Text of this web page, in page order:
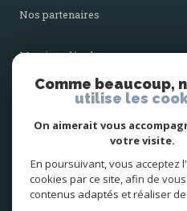
nos partenaires
mentions légales
cookies
Comme beaucoup,
utilise les
On aimerait vous
votre visite.
En poursuivant, vous acceptez
cookies par ce site, afin de
contenus adaptés et réaliser